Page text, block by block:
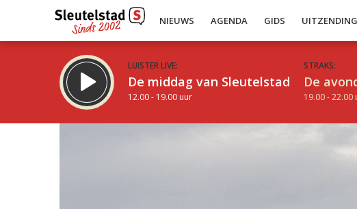
NIEUWS AGENDA GIDS
LUISTER LIVE:
De middag van Sleutelstad
12.00 - 19.00 uur
STRAKS:
De
19.00 - 22.00